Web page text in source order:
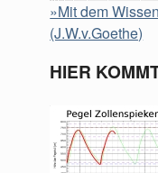
»Mit dem
(J.W.v.Goethe)
HIER